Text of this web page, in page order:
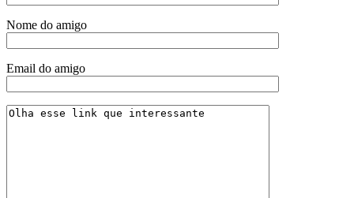
Nome do amigo
Email do amigo